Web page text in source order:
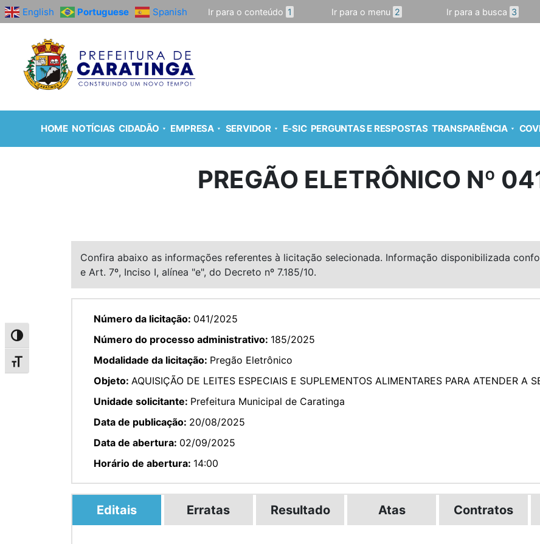
Alternar alto contraste
Alternar tamanho da fonte
English Portuguese Spanish Ir para o conteúdo 1 Ir para o menu 2 Ir para a busca 3
HOME NOTÍCIAS CIDADÃO EMPRESA SERVIDOR E-SIC PERGUNTAS E RESPOSTAS TRANSPARÊNCIA
PREGÃO ELETRÔNICO Nº
Confira abaixo as informações referentes à licitação selecionada. Informação disponibilizada
e Art. 7º, Inciso I, alínea "e", do Decreto nº 7.185/10.
Número da licitação: 041/2025
Número do processo administrativo: 185/2025
Modalidade da licitação: Pregão Eletrônico
Objeto: AQUISIÇÃO DE LEITES ESPECIAIS E SUPLEMENTOS ALIMENTARES PARA ATENDER A
Unidade solicitante: Prefeitura Municipal de Caratinga
Data de publicação: 20/08/2025
Data de abertura: 02/09/2025
Horário de abertura: 14:00
Editais Erratas Resultado Atas Contratos